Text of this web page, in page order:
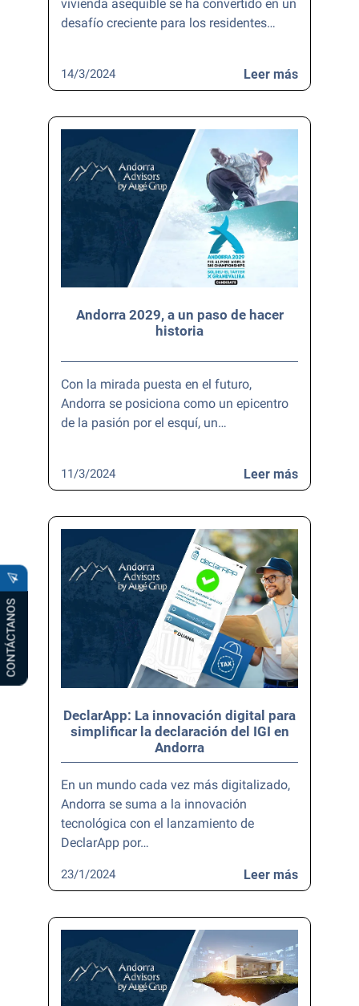
CONTÁCTANOS
vivienda asequible se ha convertido en un
desafío creciente para los residentes…
Leer más
14/3/2024
Andorra 2029, a un paso de hacer
historia
Con la mirada puesta en el futuro,
Andorra se posiciona como un epicentro
de la pasión por el esquí, un…
Leer más
11/3/2024
DeclarApp: La innovación digital para
simplificar la declaración del IGI en
Andorra
En un mundo cada vez más digitalizado,
Andorra se suma a la innovación
tecnológica con el lanzamiento de
DeclarApp por…
Leer más
23/1/2024